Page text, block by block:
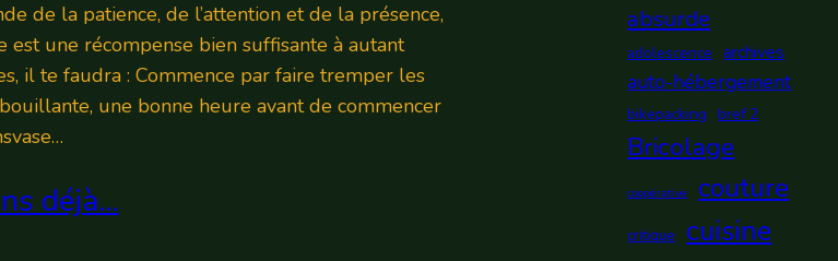
de la patience, de l’attention et de la présence,
une récompense bien suffisante à autant
il te faudra : Commence par faire tremper les
une bonne heure avant de commencer
déjà…
absurde
adolescence archives
auto-hébergement
bikepacking bref 2
Bricolage
coopérative couture
critique cuisine